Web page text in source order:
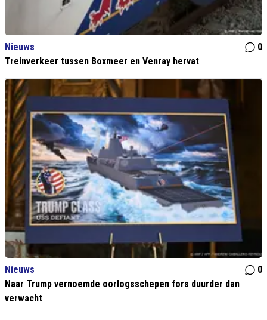
Nieuws
0
Treinverkeer tussen Boxmeer en Venray hervat
Nieuws
0
Naar Trump vernoemde oorlogsschepen fors duurder dan
verwacht